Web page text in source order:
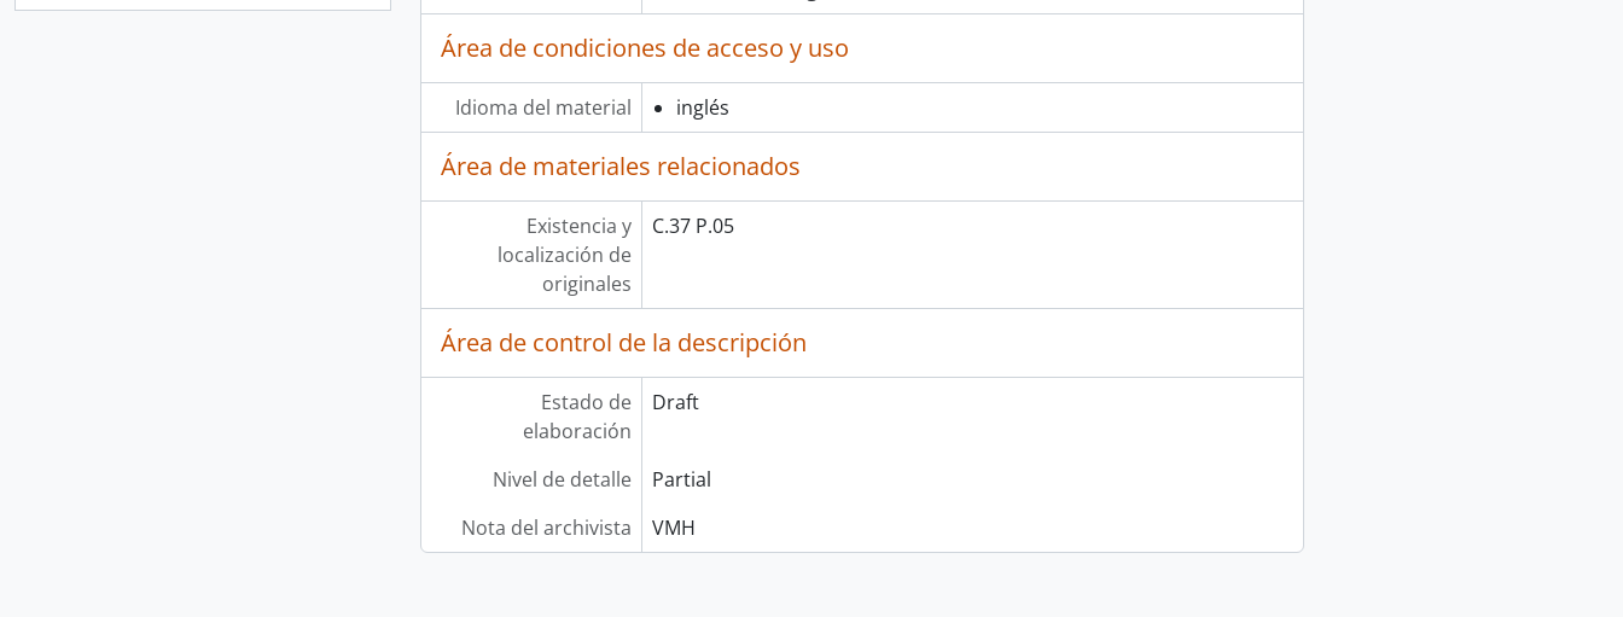
Área de condiciones de acceso y uso
Idioma del material inglés
Área de materiales relacionados
Existencia y
localización de
originales
C.37 P.05
Área de control de la descripción
Estado de
elaboración
Draft
Nivel de detalle
Partial
Nota del archivista
VMH